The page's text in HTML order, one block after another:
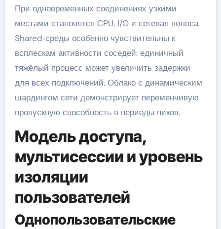
При одновременных соединениях узкими
местами становятся CPU, I/O и сетевая полоса.
Shared‑среды особенно чувствительны к
всплескам активности соседей: единичный
тяжёлый процесс может увеличить задержки
для всех подключений. Облако с динамическим
шардингом сети демонстрирует переменчивую
пропускную способность в периоды пиков.
Модель доступа,
мультисессии и уровень
изоляции
пользователей
Однопользовательские